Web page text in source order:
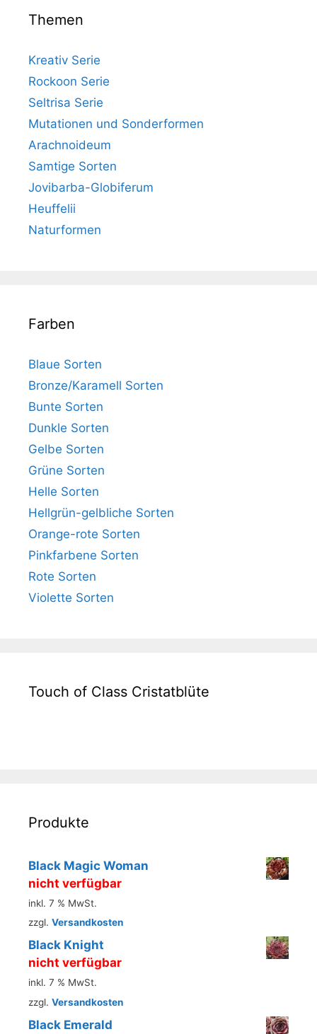
Themen
Kreativ Serie
Rockoon Serie
Seltrisa Serie
Mutationen und Sonderformen
Arachnoideum
Samtige Sorten
Jovibarba-Globiferum
Heuffelii
Naturformen
Farben
Blaue Sorten
Bronze/Karamell Sorten
Bunte Sorten
Dunkle Sorten
Gelbe Sorten
Grüne Sorten
Helle Sorten
Hellgrün-gelbliche Sorten
Orange-rote Sorten
Pinkfarbene Sorten
Rote Sorten
Violette Sorten
Touch of Class Cristatblüte
Produkte
Black Magic Woman
nicht verfügbar
inkl. 7 % MwSt.
zzgl. Versandkosten
Black Knight
nicht verfügbar
inkl. 7 % MwSt.
zzgl. Versandkosten
Black Emerald